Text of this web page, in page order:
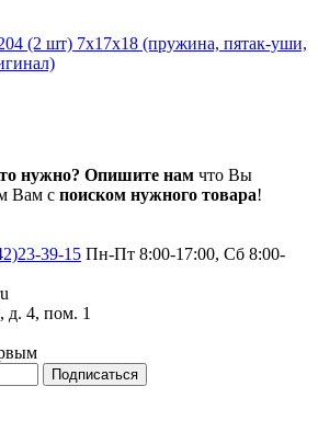
(2 шт) 7x17x18 (пружина, пятак-уши,
нужно? Опишите нам что Вы
Вам с поиском нужного товара!
39-15 Пн-Пт 8:00-17:00, Сб 8:00-
д. 4, пом. 1
Подписаться